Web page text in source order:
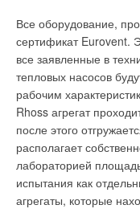
Все оборудование,
сертификат Eurovent.
все заявленные в
тепловых насосов
рабочим
Rhoss агрегат
после этого
располагает
лабораторией
испытания как
агрегаты, которые
температуры. В
показания
температурой,
же помещении
пропорциональную
радиосервоприводов.
позволяет исключить
конвективных потоков
температуры
Обмен данными между